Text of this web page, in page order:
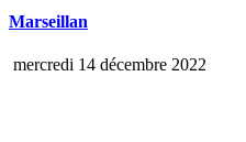
Marseillan
mercredi 14 décembre 2022